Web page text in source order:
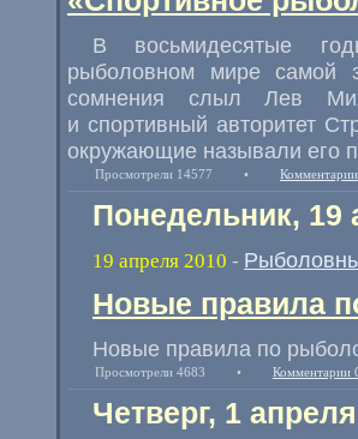
В восьмидесятые
рыболовном мире самой
сомнения слыл Лев
и спортивный авторитет
окружающие называли его
Просмотрели 14577 •
Понедельник, 19
19 апреля 2010 -
Новые правила
Новые правила по
Просмотрели 4683 • Комментарии
Четверг, 1